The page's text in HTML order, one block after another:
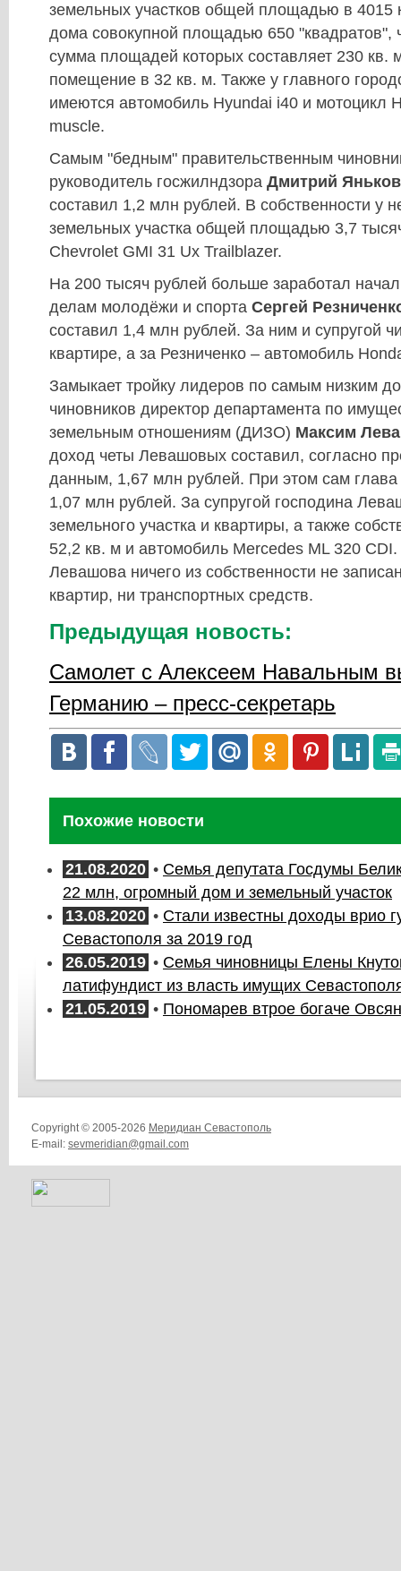
земельных участков общей площадью в 4015
дома совокупной площадью 650 "квадратов",
сумма площадей которых составляет 230 кв.
помещение в 32 кв. м. Также у главного
имеются автомобиль Hyundai i40 и мотоцикл
muscle.
Самым "бедным" правительственным
руководитель госжилндзора Дмитрий Яньков
составил 1,2 млн рублей. В собственности у
земельных участка общей площадью 3,7
Chevrolet GMI 31 Ux Trailblazer.
На 200 тысяч рублей больше заработал
делам молодёжи и спорта Сергей
составил 1,4 млн рублей. За ним и супругой
квартире, а за Резниченко – автомобиль
Замыкает тройку лидеров по самым низким
чиновников директор департамента по
земельным отношениям (ДИЗО) Максим
доход четы Левашовых составил, согласно
данным, 1,67 млн рублей. При этом сам
1,07 млн рублей. За супругой господина
земельного участка и квартиры, а также
52,2 кв. м и автомобиль Mercedes ML 320
Левашова ничего из собственности не
квартир, ни транспортных средств.
Предыдущая новость:
Самолет с Алексеем Навальным
Германию – пресс-секретарь
Похожие новости
21.08.2020 • Семья депутата Госдумы
22 млн, огромный дом и земельный участок
13.08.2020 • Стали известны доходы врио
Севастополя за 2019 год
26.05.2019 • Семья чиновницы Елены
латифундист из власть имущих
21.05.2019 • Пономарев втрое богаче
Copyright © 2005-2026 Меридиан Севастополь
E-mail: sevmeridian@gmail.com